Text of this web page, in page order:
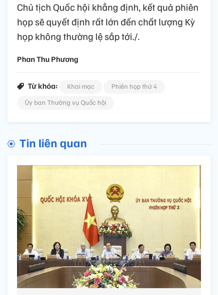
Chủ tịch Quốc hội khẳng định, kết quả phiên
họp sẽ quyết định rất lớn đến chất lượng Kỳ
họp không thường lệ sắp tới./.
Phan Thu Phương
Từ khóa: Khai mạc
Phiên họp thứ 4
Ủy ban Thường vụ Quốc hội
Tin liên quan